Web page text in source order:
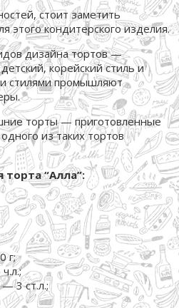
стоит заметить
этого кондитерского изделия.
дизайна тортов —
корейский стиль и
стилями промышляют
торты — приготовленные
из таких тортов
“Алла”:
г;
3 ст.л.;